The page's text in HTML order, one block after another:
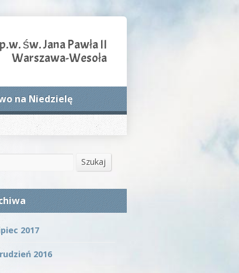
św. Jana Pawła II
Warszawa-Wesoła
na Niedzielę
Szukaj
2017
2016